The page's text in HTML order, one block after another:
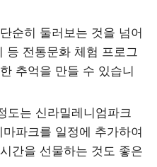
순히 둘러보는 것을 넘어
등 전통문화 체험 프로그
추억을 만들 수 있습니
도는 신라밀레니엄파크
파크를 일정에 추가하여
간을 선물하는 것도 좋은